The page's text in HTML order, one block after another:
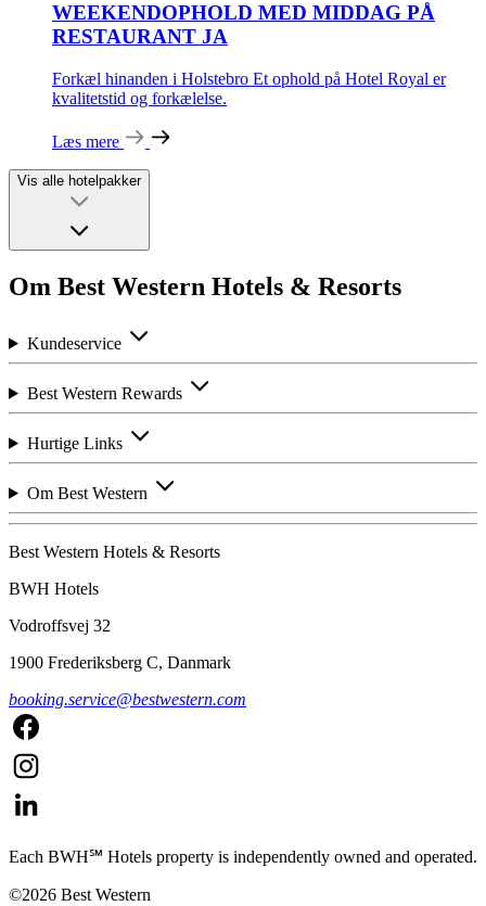
WEEKENDOPHOLD MED MIDDAG PÅ
RESTAURANT JA
Forkæl hinanden i Holstebro Et ophold på Hotel Royal er
kvalitetstid og forkælelse.
Læs mere
Vis alle hotelpakker
Om Best Western Hotels & Resorts
Kundeservice
Best Western Rewards
Hurtige Links
Om Best Western
Best Western Hotels & Resorts
BWH Hotels
Vodroffsvej 32
1900 Frederiksberg C, Danmark
booking.service@bestwestern.com
Each BWH℠ Hotels property is independently owned and operated.
©2026 Best Western